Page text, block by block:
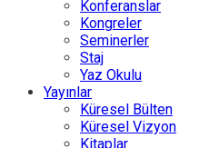
Konferanslar
Kongreler
Seminerler
Staj
Yaz Okulu
Yayınlar
Küresel Bülten
Küresel Vizyon
Kitaplar